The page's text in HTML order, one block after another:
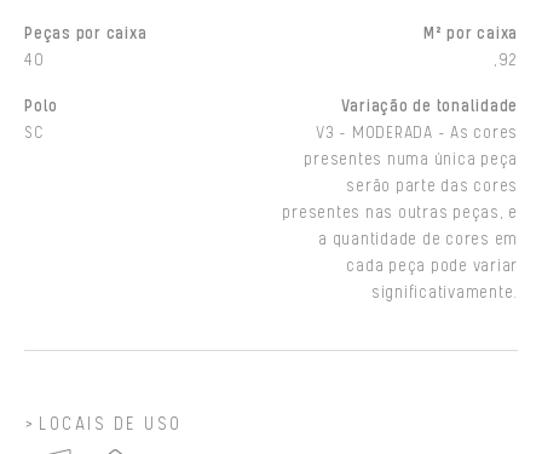
Peças por caixa
40
M² por caixa
,92
Polo
SC
Variação de tonalidade
V3 - MODERADA - As cores
presentes numa única peça
serão parte das cores
presentes nas outras peças, e
a quantidade de cores em
cada peça pode variar
significativamente.
LOCAIS DE USO